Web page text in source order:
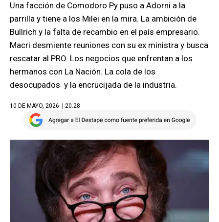
Una facción de Comodoro Py puso a Adorni a la
parrilla y tiene a los Milei en la mira. La ambición de
Bullrich y la falta de recambio en el país empresario.
Macri desmiente reuniones con su ex ministra y busca
rescatar al PRO. Los negocios que enfrentan a los
hermanos con La Nación. La cola de los
desocupados y la encrucijada de la industria.
10 DE MAYO, 2026 | 20.28